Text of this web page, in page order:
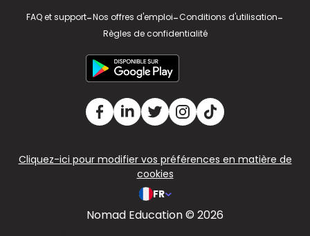
FAQ et support-Nos offres d'emploi-Conditions d'utilisation-
Règles de confidentialité
Cliquez-ici pour modifier vos préférences en matière de
cookies
FR
Nomad Education © 2026